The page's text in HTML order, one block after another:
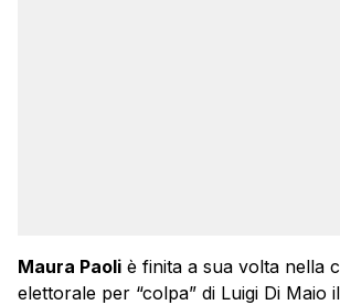
Maura Paoli è finita a sua volta nella
elettorale per “colpa” di Luigi Di Maio